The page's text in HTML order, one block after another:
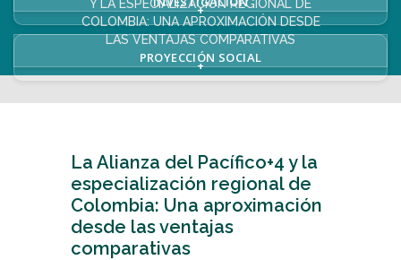
+
PROYECCIÓN SOCIAL
+
Y LA ESPECIALIZACIÓN REGIONAL DE
COLOMBIA: UNA APROXIMACIÓN DESDE
LAS VENTAJAS COMPARATIVAS
La Alianza del Pacífico+4 y la
especialización regional de
Colombia: Una aproximación
desde las ventajas
comparativas